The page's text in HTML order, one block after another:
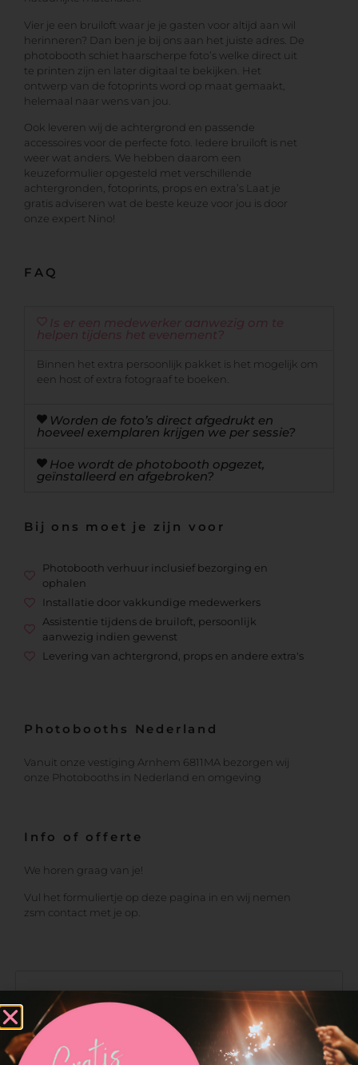
Vier je een bruiloft waar je je gasten voor altijd aan wil
herinneren? Dan ben je bij ons aan het juiste adres. De
photobooth schiet haarscherpe foto’s welke direct uit
te printen zijn en later digitaal te bekijken. Het
ontwerp van de fotoprints word op maat gemaakt,
helemaal naar wens van jou.
Ook leveren wij de achtergrond en passende
accessoires voor de perfecte foto. Iedere bruiloft is net
weer wat anders. We hebben daarom een
keuzeformulier opgesteld met verschillende
achtergronden, fotoprints, props en extra’s Laat je
gratis adviseren wat de beste keuze voor jou is door
onze expert Nino!
FAQ
Is er een medewerker aanwezig om te
helpen tijdens het evenement?
Binnen het extra persoonlijk pakket is het mogelijk om
een host of extra fotograaf te boeken.
Worden de foto’s direct afgedrukt en
hoeveel exemplaren krijgen we per sessie?
Hoe wordt de photobooth opgezet,
geïnstalleerd en afgebroken?
Bij ons moet je zijn voor
Photobooth verhuur inclusief bezorging en
ophalen
Installatie door vakkundige medewerkers
Assistentie tijdens de bruiloft, persoonlijk
aanwezig indien gewenst
Levering van achtergrond, props en andere extra's
Photobooths Nederland
Vanuit onze vestiging Arnhem 6811MA bezorgen wij
onze Photobooths in Nederland en omgeving
Info of offerte
We horen graag van je!
Vul het formuliertje op deze pagina in en wij nemen
zsm contact met je op.
Neem contact op met
Photobooths Nederland